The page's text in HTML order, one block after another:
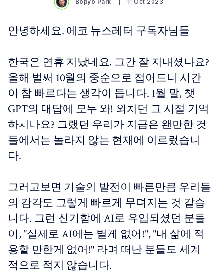
Bopyo Park 11 Oct 2023
안녕하세요. 에코 뉴스레터 구독자님들
한국은 연휴 지났네요. 그간 잘 지내셨나요?
올해 벌써 10월의 중순으로 접어드니 시간
이 참 빠르다는 생각이 듭니다. 1월 말, 챗
GPT의 대답에 모두 와! 외치던 그 시절 기억
하시나요? 그랬던 우리가 지금은 왠만한 것
들에서는 놀라지 않는 현재에 이르렀습니
다.
그러고보면 기술의 발전이 빠른만큼 우리들
의 감각도 그렇게 빠르게 무뎌지는 것 같습
니다. 그런 신기함에 AI로 유입되셨던 분들
이, "실제로 AI에는 별게 없어!", "내 삶에 적
용할 만한게 없어!" 라며 떠난 분들도 세계
적으로 적지 않습니다.